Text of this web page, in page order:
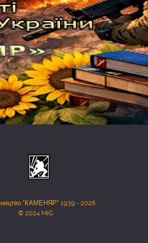
"КАМЕНЯР" 1939 - 2026
© 2024 MiG